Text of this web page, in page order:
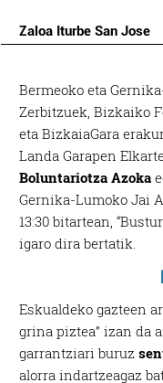
Zaloa Iturbe San Jose
Bermeoko eta
Zerbitzuek,Bizkaiko
etaBizkaiaGara
Landa Garapen
Boluntariotza Azoka
Gernika-Lumoko Jai
13:30 bitartean,
igaro dira bertatik.
Eskualdeko gazteen
grina piztea” izan da
garrantziari buruz
alorra indartzeagaz